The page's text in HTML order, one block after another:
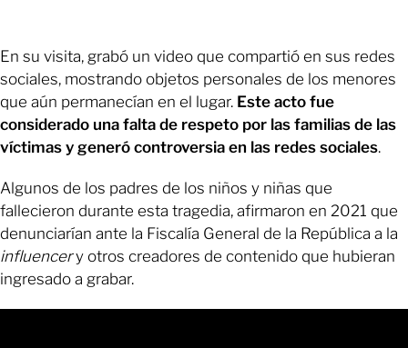
En su visita, grabó un video que compartió en sus redes
sociales, mostrando objetos personales de los menores
que aún permanecían en el lugar. Este acto fue
considerado una falta de respeto por las familias de las
víctimas y generó controversia en las redes sociales.
Algunos de los padres de los niños y niñas que
fallecieron durante esta tragedia, afirmaron en 2021 que
denunciarían ante la Fiscalía General de la República a la
influencery otros creadores de contenido que hubieran
ingresado a grabar.